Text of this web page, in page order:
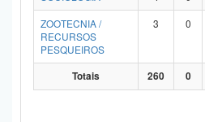
ZOOTECNIA /
RECURSOS
PESQUEIROS
3 0
Totais 260 0